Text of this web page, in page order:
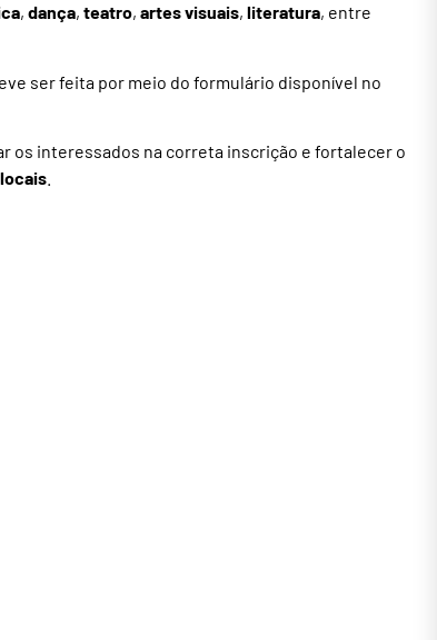
, dança, teatro, artes visuais, literatura, entre
ser feita por meio do formulário disponível no
os interessados na correta inscrição e fortalecer o